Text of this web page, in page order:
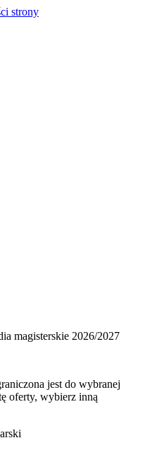
strony
magisterskie 2026/2027
jest do wybranej
oferty, wybierz inną